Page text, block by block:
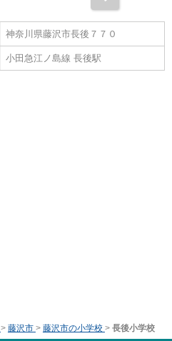
神奈川県藤沢市長後７７０
小田急江ノ島線 長後駅
> 藤沢市 > 藤沢市の小学校 > 長後小学校